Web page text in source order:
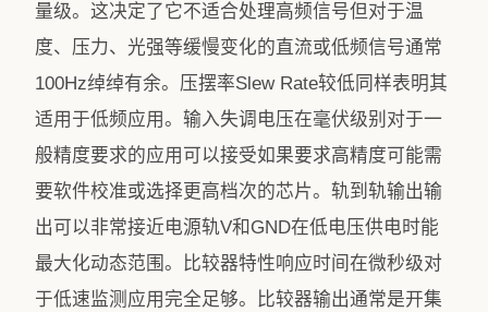
量级。这决定了它不适合处理高频信号但对于温
度、压力、光强等缓慢变化的直流或低频信号通常
100Hz绰绰有余。压摆率Slew Rate较低同样表明其
适用于低频应用。输入失调电压在毫伏级别对于一
般精度要求的应用可以接受如果要求高精度可能需
要软件校准或选择更高档次的芯片。轨到轨输出输
出可以非常接近电源轨V和GND在低电压供电时能
最大化动态范围。比较器特性响应时间在微秒级对
于低速监测应用完全足够。比较器输出通常是开集